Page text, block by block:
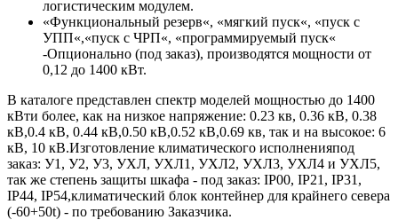
логистическим модулем.
«Функциональный резерв«, «мягкий пуск«, «пуск с
УПП«,«пуск с ЧРП«, «программируемый пуск«
-Опционально (под заказ), производятся мощности от
0,12 до 1400 кВт.
В каталоге представлен спектр моделей мощностью до 1400
кВти более, как на низкое напряжение: 0.23 кв, 0.36 кВ, 0.38
кВ,0.4 кВ, 0.44 кВ,0.50 кВ,0.52 кВ,0.69 кв, так и на высокое: 6
кВ, 10 кВ.Изготовление климатического исполненияпод
заказ: У1, У2, У3, УХЛ, УХЛ1, УХЛ2, УХЛ3, УХЛ4 и УХЛ5,
так же степень защиты шкафа - под заказ: IP00, IP21, IP31,
IP44, IP54,климатический блок контейнер для крайнего севера
(-60+50t) - по требованию Заказчика.